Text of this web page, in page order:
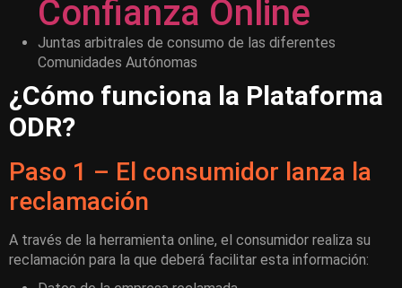
Confianza Online
Juntas arbitrales de consumo de las diferentes
Comunidades Autónomas
¿Cómo funciona la Plataforma
ODR?
Paso 1 – El consumidor lanza la
reclamación
A través de la herramienta online, el consumidor realiza su
reclamación para la que deberá facilitar esta información: